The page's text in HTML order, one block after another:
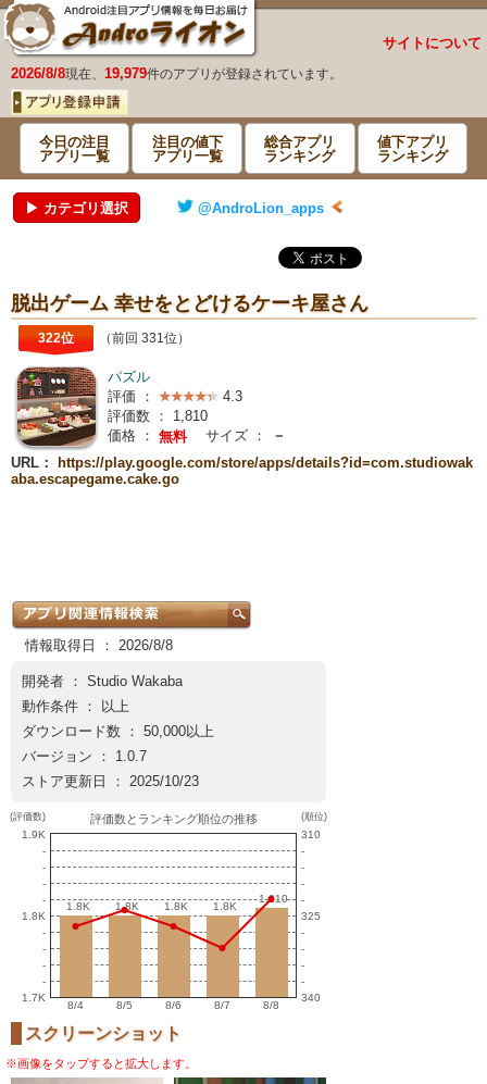
サイトについて
2026/8/8現在、 19,979件のアプリが登録されています。
今日の注目
アプリ一覧
注目の値下
アプリ一覧
総合アプリ
ランキング
値下アプリ
ランキング
▶ カテゴリ選択 @AndroLion_apps
脱出ゲーム 幸せをとどけるケーキ屋さん
322位 （前回 331位）
パズル
評価 ：
4.3
評価数 ： 1,810
価格 ： 無料 サイズ ：
－
URL：
https://play.google.com/store/apps/details?id=com.studiowak
aba.escapegame.cake.go
情報取得日 ： 2026/8/8
開発者 ： Studio Wakaba
動作条件 ： 以上
ダウンロード数 ： 50,000以上
バージョン ： 1.0.7
ストア更新日 ： 2025/10/23
(評価数)
1.9K
-
-
-
-
1.8K
-
-
-
-
1.7K
評価数とランキング順位の推移
1.8K
1.8K 1.8K
1.8K 1.8K
1.8K 1.8K
1.8K
1,810
1,810
8/4 8/5 8/6 8/7 8/8
(順位)
310
-
-
-
-
325
-
-
-
-
340
スクリーンショット
※画像をタップすると拡大します。